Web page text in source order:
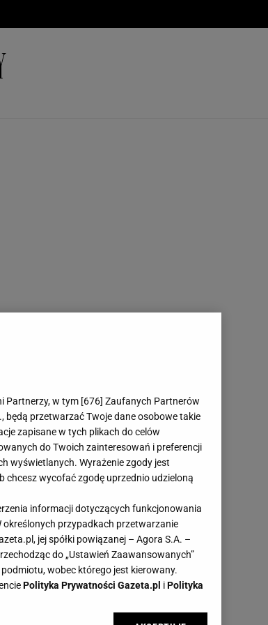
Partnerzy, w tym [676] Zaufanych Partnerów
będą przetwarzać Twoje dane osobowe takie
zapisane w tych plikach do celów
do Twoich zainteresowań i preferencji
wyświetlanych. Wyrażenie zgody jest
chcesz wycofać zgodę uprzednio udzieloną
informacji dotyczących funkcjonowania
określonych przypadkach przetwarzanie
jej spółki powiązanej – Agora S.A. –
do „Ustawień Zaawansowanych”
wobec którego jest kierowany.
Polityka Prywatności Gazeta.pl iPolityka